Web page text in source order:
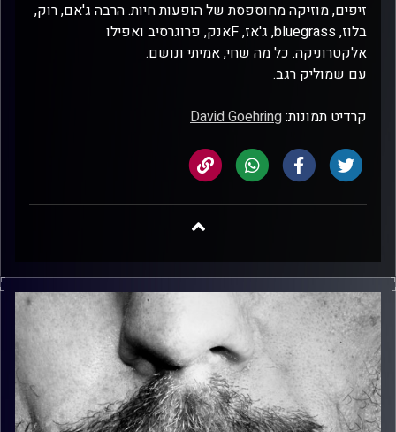
זיפים, מוזיקה מחוספסת של הופעות חיות. הרבה ג'אם, רוק,
בלוז, bluegrass, ג'אז, Fאנק, פרוגרסיב ואפילו
אלקטרוניקה. כל מה שחי, אמיתי ונושם.
עם שמוליק רגב.
קרדיט תמונות:David Goehring